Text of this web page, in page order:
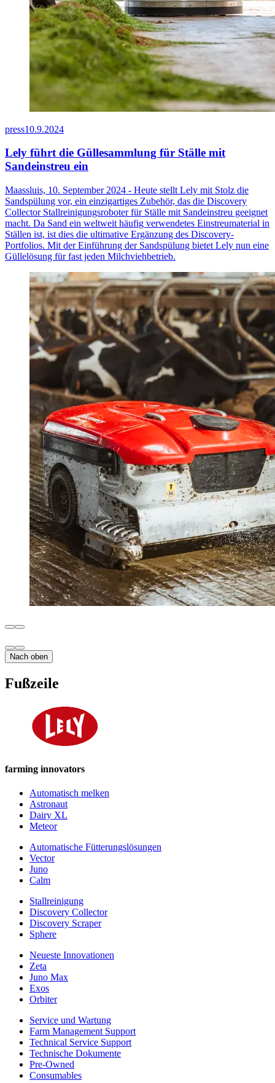
press10.9.2024
Lely führt die Güllesammlung für Ställe mit
Sandeinstreu ein
Maassluis, 10. September 2024 - Heute stellt Lely mit Stolz die
Sandspülung vor, ein einzigartiges Zubehör, das die Discovery
Collector Stallreinigungsroboter für Ställe mit Sandeinstreu geeignet
macht. Da Sand ein weltweit häufig verwendetes Einstreumaterial in
Ställen ist, ist dies die ultimative Ergänzung des Discovery-
Portfolios. Mit der Einführung der Sandspülung bietet Lely nun eine
Güllelösung für fast jeden Milchviehbetrieb.
Nach oben
Fußzeile
farming innovators
Automatisch melken
Astronaut
Dairy XL
Meteor
Automatische Fütterungslösungen
Vector
Juno
Calm
Stallreinigung
Discovery Collector
Discovery Scraper
Sphere
Neueste Innovationen
Zeta
Juno Max
Exos
Orbiter
Service und Wartung
Farm Management Support
Technical Service Support
Technische Dokumente
Pre-Owned
Consumables